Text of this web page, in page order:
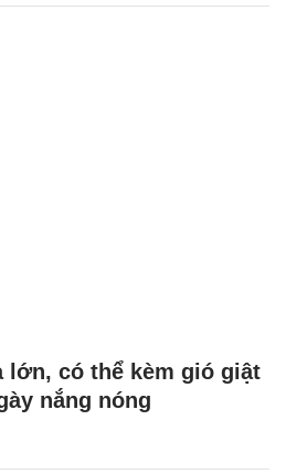
lớn, có thể kèm gió giật
nắng nóng